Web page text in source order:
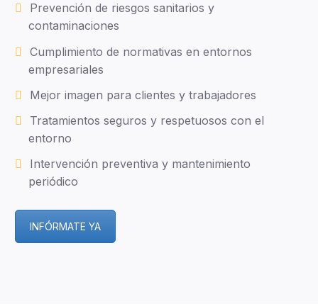
Prevención de riesgos sanitarios y
contaminaciones
Cumplimiento de normativas en entornos
empresariales
Mejor imagen para clientes y trabajadores
Tratamientos seguros y respetuosos con el
entorno
Intervención preventiva y mantenimiento
periódico
INFÓRMATE YA